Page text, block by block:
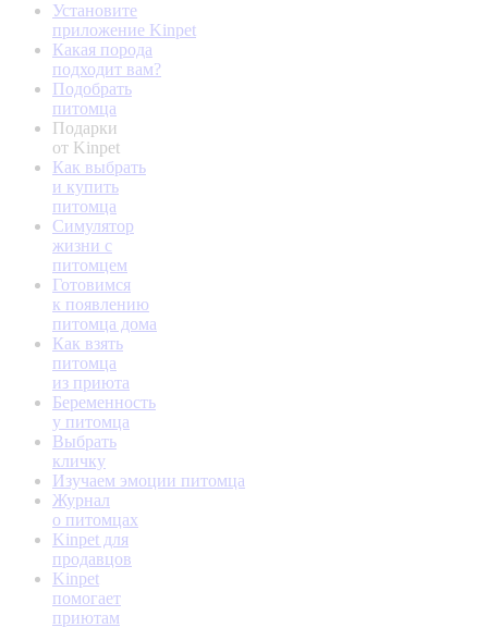
Установите
приложение Kinpet
Какая порода
подходит вам?
Подобрать
питомца
Подарки
от Kinpet
Как выбрать
и купить
питомца
Симулятор
жизни с
питомцем
Готовимся
к появлению
питомца дома
Как взять
питомца
из приюта
Беременность
у питомца
Выбрать
кличку
Изучаем эмоции питомца
Журнал
о питомцах
Kinpet для
продавцов
Kinpet
помогает
приютам